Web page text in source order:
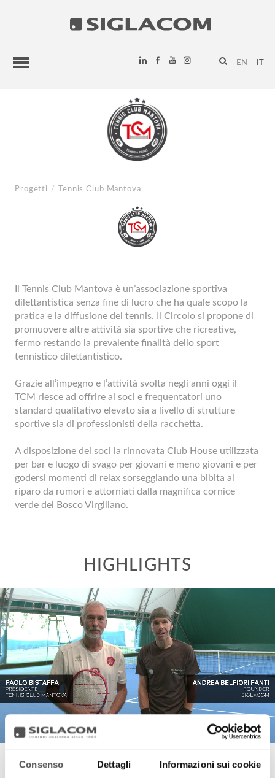
Consenso Dettagli Informazioni sui cookie
EN
Progetti / Tennis Club Mantova
Il Tennis Club Mantova è un’associazione sportiva
dilettantistica senza fine di lucro che ha quale scopo la
pratica e la diffusione del tennis. Il Circolo si propone di
promuovere altre attività sia sportive che ricreative,
fermo restando la prevalente finalità dello sport
tennistico dilettantistico.
Grazie all’impegno e l’attività svolta negli anni oggi il
TCM riesce ad offrire ai soci e frequentatori uno
standard qualitativo elevato sia a livello di strutture
sportive sia di professionisti della racchetta.
A disposizione dei soci la rinnovata Club House utilizzata
per bar e luogo di svago per giovani e meno giovani e per
godersi momenti di relax sorseggiando una bibita al
riparo da rumori e attorniati dalla magnifica cornice
verde del Bosco Virgiliano.
Tennis Club Mantova